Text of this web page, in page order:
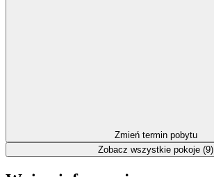
Zmień termin pobytu
Zobacz wszystkie pokoje (9)